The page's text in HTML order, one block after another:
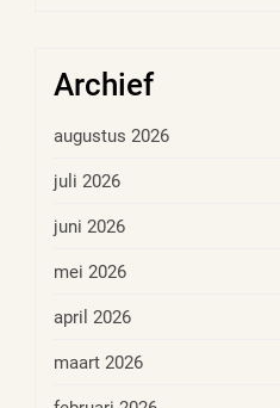
Archief
augustus 2026
juli 2026
juni 2026
mei 2026
april 2026
maart 2026